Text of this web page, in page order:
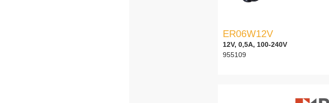
ER06W12V
12V, 0,5A, 100-240V
955109